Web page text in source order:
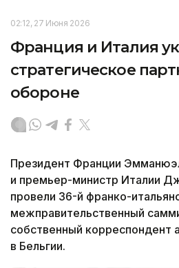
02:12, 27 Июня 2026
Франция и Италия
стратегическое
обороне
Президент Франции
и премьер-министр Италии
провели 36-й франко-
межправительственный
собственный корреспондент
в Бельгии.